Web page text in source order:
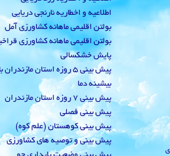
اطلاعیه و اخطاریه نارنجی دریایی
بولتن اقلیمی ماهانه کشاورزی آمل
بولتن اقلیمی ماهانه کشاورزی
پایش خشکسالی
پیش بینی 5 روزه استان
بیشینه دما
پیش بینی 7 روزه استان مازندران
پیش بینی فصلی
پیش بینی کوهستان (علم کوه)
پیش بینی و توصیه های کشاورزی